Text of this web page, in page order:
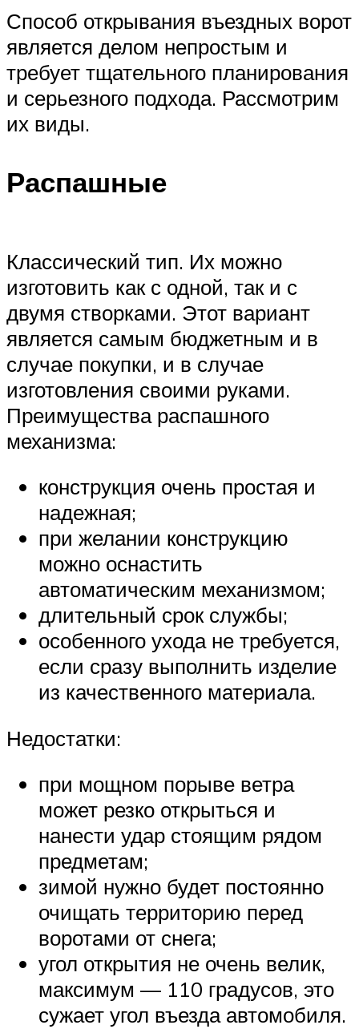
Способ открывания въездных ворот
является делом непростым и
требует тщательного планирования
и серьезного подхода. Рассмотрим
их виды.
Распашные
Классический тип. Их можно
изготовить как с одной, так и с
двумя створками. Этот вариант
является самым бюджетным и в
случае покупки, и в случае
изготовления своими руками.
Преимущества распашного
механизма:
конструкция очень простая и
надежная;
при желании конструкцию
можно оснастить
автоматическим механизмом;
длительный срок службы;
особенного ухода не требуется,
если сразу выполнить изделие
из качественного материала.
Недостатки:
при мощном порыве ветра
может резко открыться и
нанести удар стоящим рядом
предметам;
зимой нужно будет постоянно
очищать территорию перед
воротами от снега;
угол открытия не очень велик,
максимум — 110 градусов, это
сужает угол въезда автомобиля.